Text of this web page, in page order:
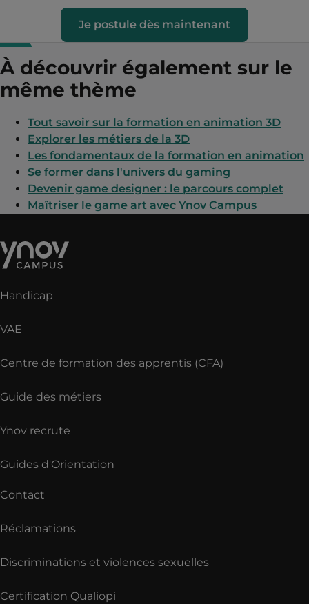
Je postule dès maintenant
À découvrir également sur le
même thème
Tout savoir sur la formation en animation 3D
Explorer les métiers de la 3D
Les fondamentaux de la formation en animation
Se former dans l'univers du gaming
Devenir game designer : le parcours complet
Maîtriser le game art avec Ynov Campus
Handicap
VAE
Centre de formation des apprentis (CFA)
Guide des métiers
Ynov recrute
Guides d'Orientation
Contact
Réclamations
Discriminations et violences sexuelles
Certification Qualiopi